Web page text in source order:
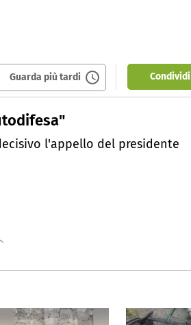
Guarda più tardi Condividi
l'appello del presidente